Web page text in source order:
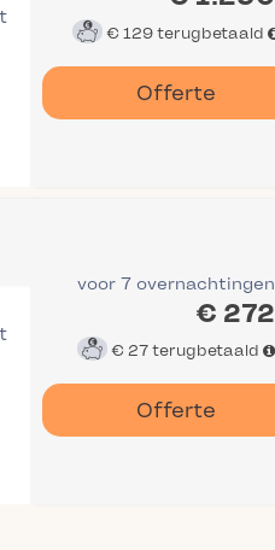
€ 129 terugbetaald
Offerte
voor 7 overnachtingen
€ 272
€ 27 terugbetaald
Offerte